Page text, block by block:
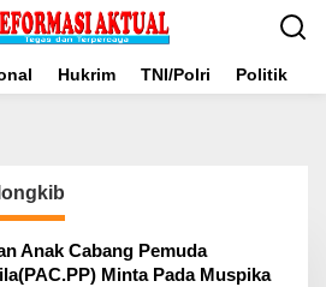
Hukrim TNI/Polri Politik
Anak Cabang Pemuda
Minta Pada Muspika